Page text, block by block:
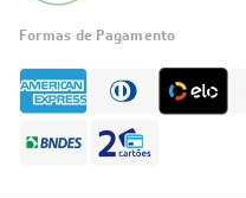
Formas de Pagamento